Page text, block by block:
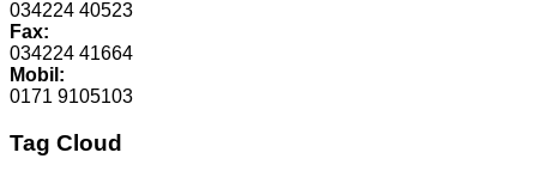
034224 40523
Fax:
034224 41664
Mobil:
0171 9105103
Tag Cloud